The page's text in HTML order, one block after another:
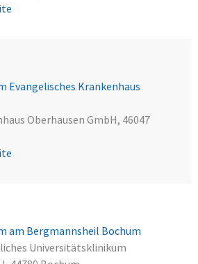
Krankenhaus
Oberhausen GmbH, 46047
am Bergmannsheil Bochum
Universitätsklinikum